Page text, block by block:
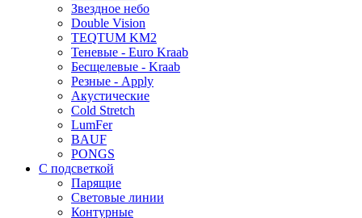
Звездное небо
Double Vision
TEQTUM KM2
Теневые - Euro Kraab
Бесщелевые - Kraab
Резные - Apply
Акустические
Cold Stretch
LumFer
BAUF
PONGS
С подсветкой
Парящие
Световые линии
Контурные